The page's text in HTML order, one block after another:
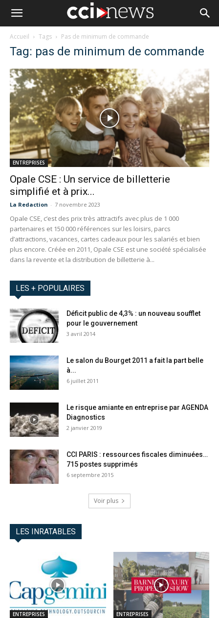
Accueil Tags Pas de minimum de commande
Tag: pas de minimum de commande
ENTREPRISES
Opale CSE : Un service de billetterie
simplifié et à prix...
La Redaction - 7 novembre 2023
Opale CSE, c’est des prix très attractifs avec plus de 1 000
partenaires et 150 000 références sur les loisirs, parcs
d’attractions, vacances, cartes cadeaux pour les salariés et bien
plus encore. Créée en 2011, Opale CSE est une société spécialisée
dans la revente et la distribution de billetterie à...
LES + POPULAIRES
Déficit public de 4,3% : un nouveau soufflet
pour le gouvernement
3 avril 2014
Le salon du Bourget 2011 a fait la part belle
à...
6 juillet 2011
Le risque amiante en entreprise par AGENDA
Diagnostics
2 janvier 2019
CCI PARIS : ressources fiscales diminuées…
715 postes supprimés
6 septembre 2015
Voir plus
LES INRATABLES
ENTREPRISES ENTREPRISES